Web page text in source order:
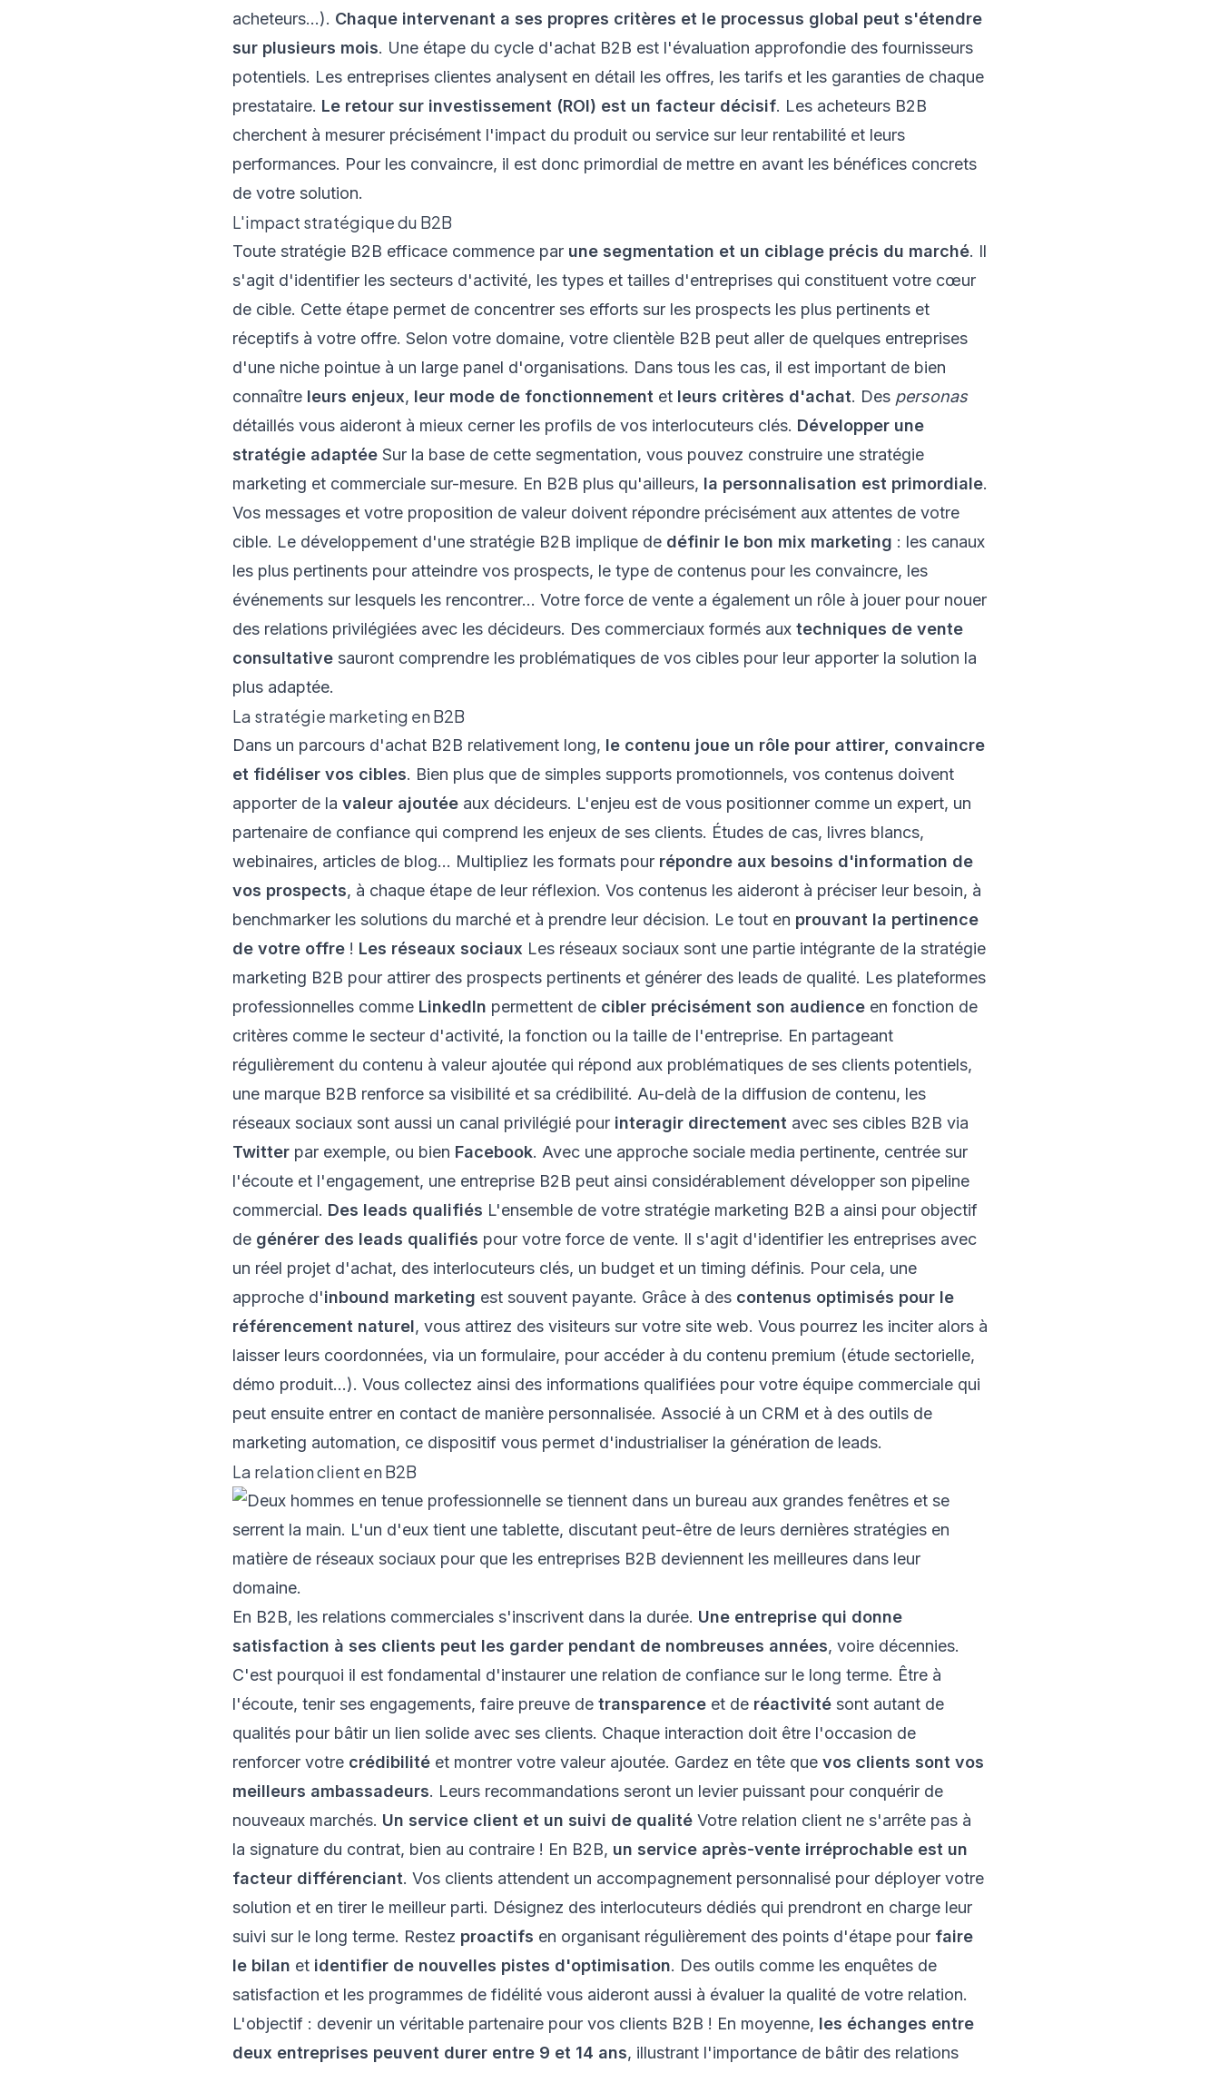
acheteurs...). Chaque intervenant a ses propres critères et le processus global peut s'étendre
sur plusieurs mois. Une étape du cycle d'achat B2B est l'évaluation approfondie des fournisseurs
potentiels. Les entreprises clientes analysent en détail les offres, les tarifs et les garanties de chaque
prestataire. Le retour sur investissement (ROI) est un facteur décisif. Les acheteurs B2B
cherchent à mesurer précisément l'impact du produit ou service sur leur rentabilité et leurs
performances. Pour les convaincre, il est donc primordial de mettre en avant les bénéfices concrets
de votre solution.
L'impact stratégique du B2B
Toute stratégie B2B efficace commence par une segmentation et un ciblage précis du marché. Il
s'agit d'identifier les secteurs d'activité, les types et tailles d'entreprises qui constituent votre cœur
de cible. Cette étape permet de concentrer ses efforts sur les prospects les plus pertinents et
réceptifs à votre offre. Selon votre domaine, votre clientèle B2B peut aller de quelques entreprises
d'une niche pointue à un large panel d'organisations. Dans tous les cas, il est important de bien
connaître leurs enjeux, leur mode de fonctionnement et leurs critères d'achat. Des personas
détaillés vous aideront à mieux cerner les profils de vos interlocuteurs clés. Développer une
stratégie adaptée Sur la base de cette segmentation, vous pouvez construire une stratégie
marketing et commerciale sur-mesure. En B2B plus qu'ailleurs, la personnalisation est primordiale.
Vos messages et votre proposition de valeur doivent répondre précisément aux attentes de votre
cible. Le développement d'une stratégie B2B implique de définir le bon mix marketing : les canaux
les plus pertinents pour atteindre vos prospects, le type de contenus pour les convaincre, les
événements sur lesquels les rencontrer... Votre force de vente a également un rôle à jouer pour nouer
des relations privilégiées avec les décideurs. Des commerciaux formés aux techniques de vente
consultative sauront comprendre les problématiques de vos cibles pour leur apporter la solution la
plus adaptée.
La stratégie marketing en B2B
Dans un parcours d'achat B2B relativement long, le contenu joue un rôle pour attirer, convaincre
et fidéliser vos cibles. Bien plus que de simples supports promotionnels, vos contenus doivent
apporter de la valeur ajoutée aux décideurs. L'enjeu est de vous positionner comme un expert, un
partenaire de confiance qui comprend les enjeux de ses clients. Études de cas, livres blancs,
webinaires, articles de blog... Multipliez les formats pour répondre aux besoins d'information de
vos prospects, à chaque étape de leur réflexion. Vos contenus les aideront à préciser leur besoin, à
benchmarker les solutions du marché et à prendre leur décision. Le tout en prouvant la pertinence
de votre offre ! Les réseaux sociaux Les réseaux sociaux sont une partie intégrante de la stratégie
marketing B2B pour attirer des prospects pertinents et générer des leads de qualité. Les plateformes
professionnelles comme LinkedIn permettent de cibler précisément son audience en fonction de
critères comme le secteur d'activité, la fonction ou la taille de l'entreprise. En partageant
régulièrement du contenu à valeur ajoutée qui répond aux problématiques de ses clients potentiels,
une marque B2B renforce sa visibilité et sa crédibilité. Au-delà de la diffusion de contenu, les
réseaux sociaux sont aussi un canal privilégié pour interagir directement avec ses cibles B2B via
Twitter par exemple, ou bien Facebook. Avec une approche sociale media pertinente, centrée sur
l'écoute et l'engagement, une entreprise B2B peut ainsi considérablement développer son pipeline
commercial. Des leads qualifiés L'ensemble de votre stratégie marketing B2B a ainsi pour objectif
de générer des leads qualifiés pour votre force de vente. Il s'agit d'identifier les entreprises avec
un réel projet d'achat, des interlocuteurs clés, un budget et un timing définis. Pour cela, une
approche d'inbound marketing est souvent payante. Grâce à des contenus optimisés pour le
référencement naturel, vous attirez des visiteurs sur votre site web. Vous pourrez les inciter alors à
laisser leurs coordonnées, via un formulaire, pour accéder à du contenu premium (étude sectorielle,
démo produit...). Vous collectez ainsi des informations qualifiées pour votre équipe commerciale qui
peut ensuite entrer en contact de manière personnalisée. Associé à un CRM et à des outils de
marketing automation, ce dispositif vous permet d'industrialiser la génération de leads.
La relation client en B2B
En B2B, les relations commerciales s'inscrivent dans la durée. Une entreprise qui donne
satisfaction à ses clients peut les garder pendant de nombreuses années, voire décennies.
C'est pourquoi il est fondamental d'instaurer une relation de confiance sur le long terme. Être à
l'écoute, tenir ses engagements, faire preuve de transparence et de réactivité sont autant de
qualités pour bâtir un lien solide avec ses clients. Chaque interaction doit être l'occasion de
renforcer votre crédibilité et montrer votre valeur ajoutée. Gardez en tête que vos clients sont vos
meilleurs ambassadeurs. Leurs recommandations seront un levier puissant pour conquérir de
nouveaux marchés. Un service client et un suivi de qualité Votre relation client ne s'arrête pas à
la signature du contrat, bien au contraire ! En B2B, un service après-vente irréprochable est un
facteur différenciant. Vos clients attendent un accompagnement personnalisé pour déployer votre
solution et en tirer le meilleur parti. Désignez des interlocuteurs dédiés qui prendront en charge leur
suivi sur le long terme. Restez proactifs en organisant régulièrement des points d'étape pour faire
le bilan et identifier de nouvelles pistes d'optimisation. Des outils comme les enquêtes de
satisfaction et les programmes de fidélité vous aideront aussi à évaluer la qualité de votre relation.
L'objectif : devenir un véritable partenaire pour vos clients B2B ! En moyenne, les échanges entre
deux entreprises peuvent durer entre 9 et 14 ans, illustrant l'importance de bâtir des relations